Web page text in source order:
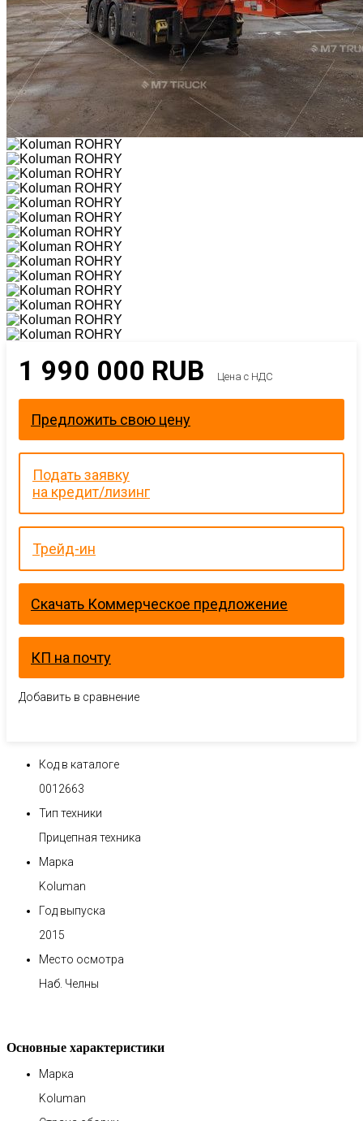
1 990 000 RUB Цена с НДС
Предложить свою цену
Подать заявку
на кредит/лизинг
Трейд-ин
Скачать Коммерческое предложение
КП на почту
Добавить в сравнение
Код в каталоге
0012663
Тип техники
Прицепная техника
Марка
Koluman
Год выпуска
2015
Место осмотра
Наб. Челны
Основные характеристики
Марка
Koluman